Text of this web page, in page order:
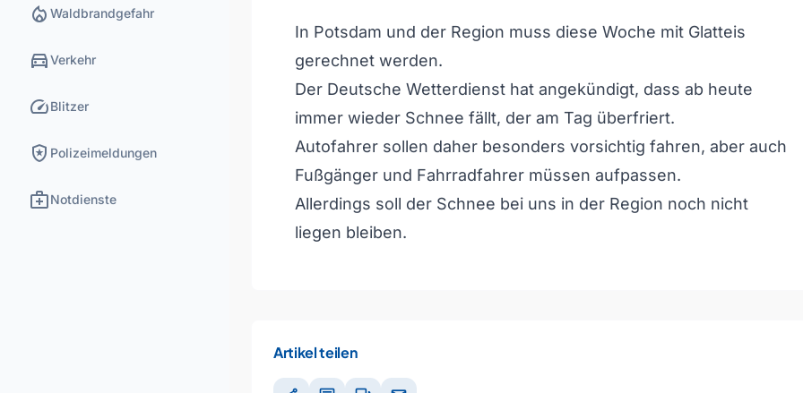
local_fire_department Waldbrandgefahr
directions_carVerkehr
speedBlitzer
local_police Polizeimeldungen
medical_servicesNotdienste
In Potsdam und der Region muss diese Woche mit Glatteis
gerechnet werden.
Der Deutsche Wetterdienst hat angekündigt, dass ab heute
immer wieder Schnee fällt, der am Tag überfriert.
Autofahrer sollen daher besonders vorsichtig fahren, aber auch
Fußgänger und Fahrradfahrer müssen aufpassen.
Allerdings soll der Schnee bei uns in der Region noch nicht
liegen bleiben.
Artikel teilen